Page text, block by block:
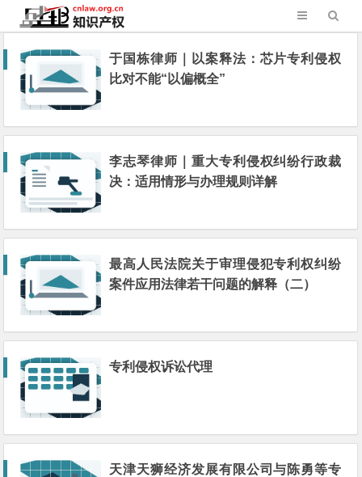
于国栋律师｜以案释法：芯片专利侵权
比对不能“以偏概全”
李志琴律师｜重大专利侵权纠纷行政裁
决：适用情形与办理规则详解
最高人民法院关于审理侵犯专利权纠纷
案件应用法律若干问题的解释（二）
专利侵权诉讼代理
天津天狮经济发展有限公司与陈勇等专